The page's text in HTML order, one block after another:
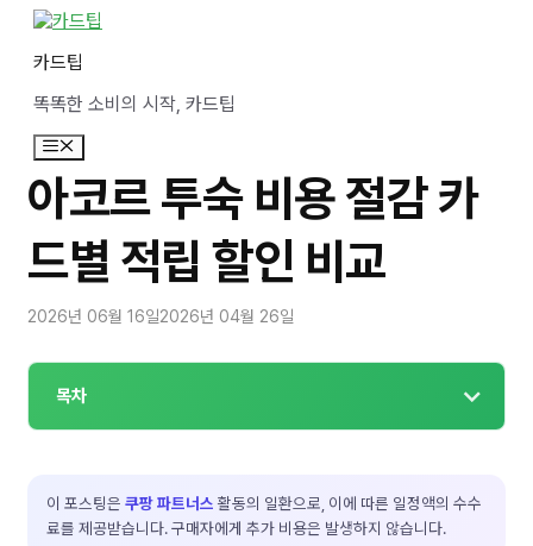
카드팁
똑똑한 소비의 시작, 카드팁
메
뉴
아코르 투숙 비용 절감 카
드별 적립 할인 비교
2026년 06월 16일2026년 04월 26일
목차
이 포스팅은 쿠팡 파트너스 활동의 일환으로, 이에 따른 일정액의 수수
료를 제공받습니다. 구매자에게 추가 비용은 발생하지 않습니다.